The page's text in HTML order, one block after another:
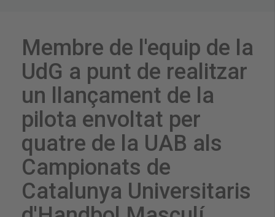
Membre de l'equip de la
UdG a punt de realitzar
un llançament de la
pilota envoltat per
quatre de la UAB als
Campionats de
Catalunya Universitaris